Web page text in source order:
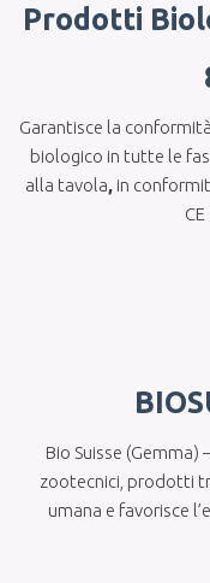
Prodotti
Garantisce la
biologico in tutte le
alla tavola,in
Bio Suisse
zootecnici, prodotti
umana e favorisce